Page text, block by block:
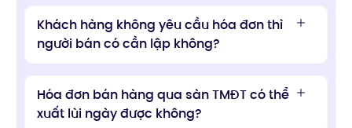
Khách hàng không yêu cầu hóa đơn thì
người bán có cần lập không?
Hóa đơn bán hàng qua sàn TMĐT có thể
xuất lùi ngày được không?